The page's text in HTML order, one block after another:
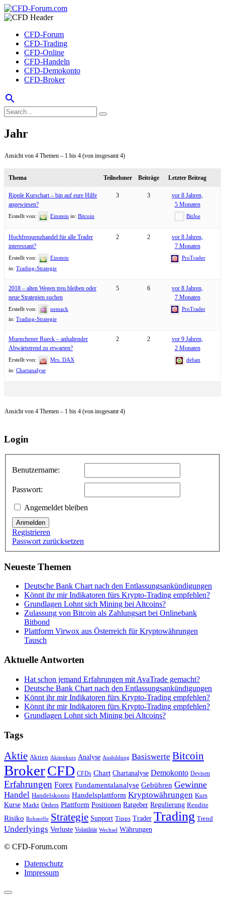
CFD-Forum
CFD-Trading
CFD-Online
CFD-Handeln
CFD-Demokonto
CFD-Broker
search
Jahr
Ansicht von 4 Themen – 1 bis 4 (von insgesamt 4)
Thema Teilnehmer Beiträge Letzter Beitrag
Ripple Kurschart – bin auf eure Hilfe
angewiesen?
Erstellt von: Einstein in: Bitcoin
3 3
vor 8 Jahren,
5 Monaten
BitJoe
Hochfrequenzhandel für alle Trader
interessant?
Erstellt von:
Einstein
in: Trading-Strategie
2 2
vor 8 Jahren,
7 Monaten
ProTrader
2018 – alten Wegen treu bleiben oder
neue Strategien suchen
Erstellt von:
nemack
in: Trading-Strategie
5 6
vor 8 Jahren,
7 Monaten
ProTrader
Muenchener Rueck – anhaltender
Abwärtstrend zu erwarten?
Erstellt von:
Mrs. DAX
in: Chartanalyse
2 2
vor 9 Jahren,
2 Monaten
deban
Ansicht von 4 Themen – 1 bis 4 (von insgesamt 4)
Login
Benutzername:
Passwort:
Angemeldet bleiben
Anmelden
Registrieren
Passwort zurücksetzen
Neueste Themen
Deutsche Bank Chart nach den Entlassungsankündigungen
Könnt ihr mir Indikatoren fürs Krypto-Trading empfehlen?
Grundlagen Lohnt sich Mining bei Altcoins?
Zulassung von Bitcoin als Zahlungsart bei Onlinebank
Bitbond
Plattform Virwox aus Österreich für Kryptowährungen
Tausch
Aktuelle Antworten
Hat schon jemand Erfahrungen mit AvaTrade gemacht?
Deutsche Bank Chart nach den Entlassungsankündigungen
Könnt ihr mir Indikatoren fürs Krypto-Trading empfehlen?
Könnt ihr mir Indikatoren fürs Krypto-Trading empfehlen?
Grundlagen Lohnt sich Mining bei Altcoins?
Tags
Aktie Aktien Aktienkurs Analyse Ausbildung Basiswerte Bitcoin
BrokerCFD CFDs Chart Chartanalyse Demokonto Devisen
Erfahrungen Forex Fundamentalanalyse Gebühren Gewinne
Handel Handelskonto Handelsplattform Kryptowährungen Kurs
Kurse Markt Orders Plattform Positionen Ratgeber Regulierung Rendite
Risiko Rohstoffe Strategie Support Tipps Trader Trading Trend
Underlyings Verluste Volatilität Wechsel Währungen
© CFD-Forum.com
Datenschutz
Impressum